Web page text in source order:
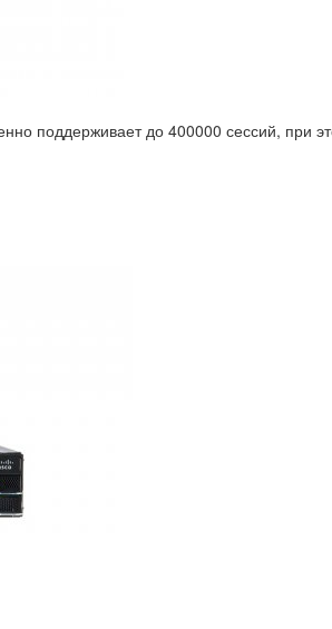
поддерживает до 400000 сессий, при